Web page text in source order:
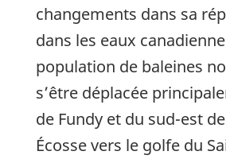
changements dans sa
dans les eaux
population de baleines
s’être déplacée
de Fundy et du sud-est
Écosse vers le golfe du